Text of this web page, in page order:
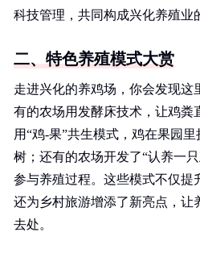
科技管理，共同构成兴化养殖业
二、特色养殖模式大赏
走进兴化的养鸡场，你会发现这
有的农场用发酵床技术，让鸡粪
用“鸡-果”共生模式，鸡在果园
树；还有的农场开发了“认养一
参与养殖过程。这些模式不仅提
还为乡村旅游增添了新亮点，让
去处。